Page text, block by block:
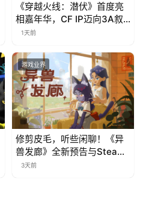
《穿越火线：潜伏》首度亮
相嘉年华，CF IP迈向3A叙
事新高度
1天前
游戏业界
修剪皮毛，听些闲聊！《异
兽发廊》全新预告与Steam
免费试玩公开
3天前